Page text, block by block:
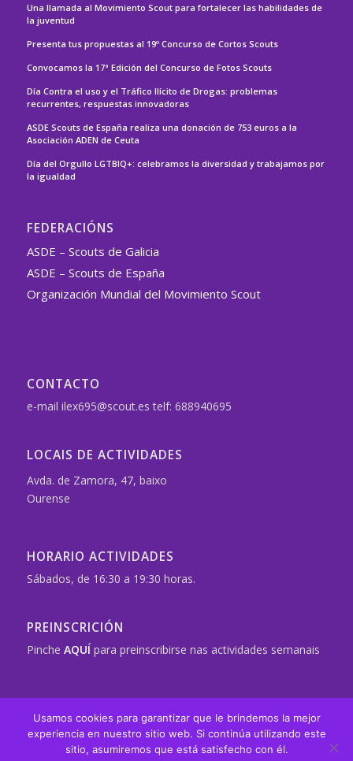
Una llamada al Movimiento Scout para fortalecer las habilidades de
la juventud
Presenta tus propuestas al 19º Concurso de Cortos Scouts
Convocamos la 17ª Edición del Concurso de Fotos Scouts
Día Contra el uso y el Tráfico Ilícito de Drogas: problemas
recurrentes, respuestas innovadoras
ASDE Scouts de España realiza una donación de 753 euros a la
Asociación ADEN de Ceuta
Día del Orgullo LGTBIQ+: celebramos la diversidad y trabajamos por
la igualdad
FEDERACIÓNS
ASDE – Scouts de Galicia
ASDE – Scouts de España
Organización Mundial del Movimiento Scout
CONTACTO
e-mail ilex695@scout.es telf: 688940695
LOCAIS DE ACTIVIDADES
Avda. de Zamora, 47, baixo
Ourense
HORARIO ACTIVIDADES
Sábados, de 16:30 a 19:30 horas.
PREINSCRICIÓN
Pinche AQUÍpara preinscribirse nas actividades semanais
ASDE Scouts de España
| Este sitio se encuentra bajo la licencia
Usamos cookies para garantizar que le brindemos la mejor
experiencia en nuestro sitio web. Si continúa utilizando este
sitio, asumiremos que está satisfecho con él.